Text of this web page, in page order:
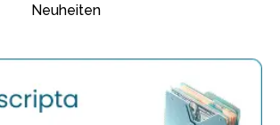
Neuheiten